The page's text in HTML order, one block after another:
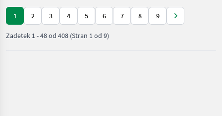
1 2 3 4 5 6 7 8 9
Zadetek 1-48od 408 (Stran 1 od 9)